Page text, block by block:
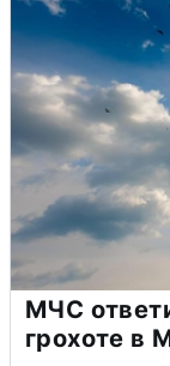
МЧС
грохоте в